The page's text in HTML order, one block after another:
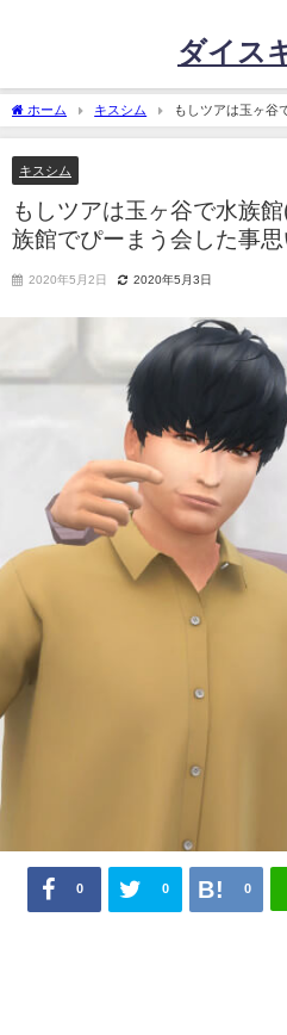
ダイス
ホーム キスシム
もしツアは玉ヶ谷
ぴーまう会した事思い出しました(⁎ˇ◡ˇ⁎)
キスシム
もしツアは玉ヶ谷で水族
族館でぴーまう会した事
2020年5月2日 2020年5月3日
0 0 0